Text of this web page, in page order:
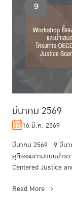
มีนาคม 2569
16 มี.ค. 2569
มีนาคม 2569 9 มีนา
ยุติธรรมตามแบบสำร
Centered Justice
Read More